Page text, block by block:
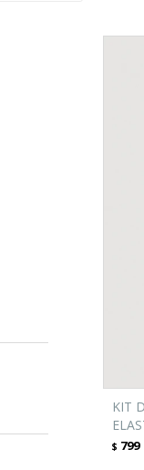
KIT
$ 799